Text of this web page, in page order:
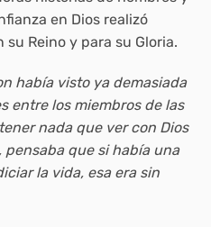
en Dios realizó
Reino y para su Gloria.
había visto ya demasiada
entre los miembros de las
nada que ver con Dios
pensaba que si había una
la vida, esa era sin